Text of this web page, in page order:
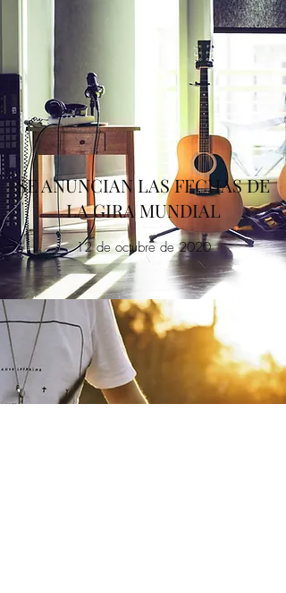
SE ANUNCIAN LAS FECHAS DE
LA GIRA MUNDIAL
12 de octubre de 2020